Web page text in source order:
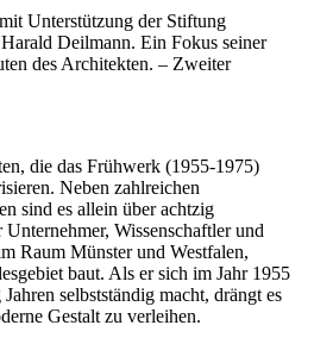
Unterstützung der Stiftung
Deilmann. Ein Fokus seiner
des Architekten. – Zweiter
die das Frühwerk (1955-1975)
Neben zahlreichen
sind es allein über achtzig
Wissenschaftler und
Raum Münster und Westfalen,
baut. Als er sich im Jahr 1955
selbstständig macht, drängt es
Gestalt zu verleihen.